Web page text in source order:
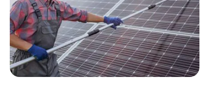
Manutenzione camere bianche
Pulizia e sostituzione filtri
Pulizia e sanificazione canalizzazioni